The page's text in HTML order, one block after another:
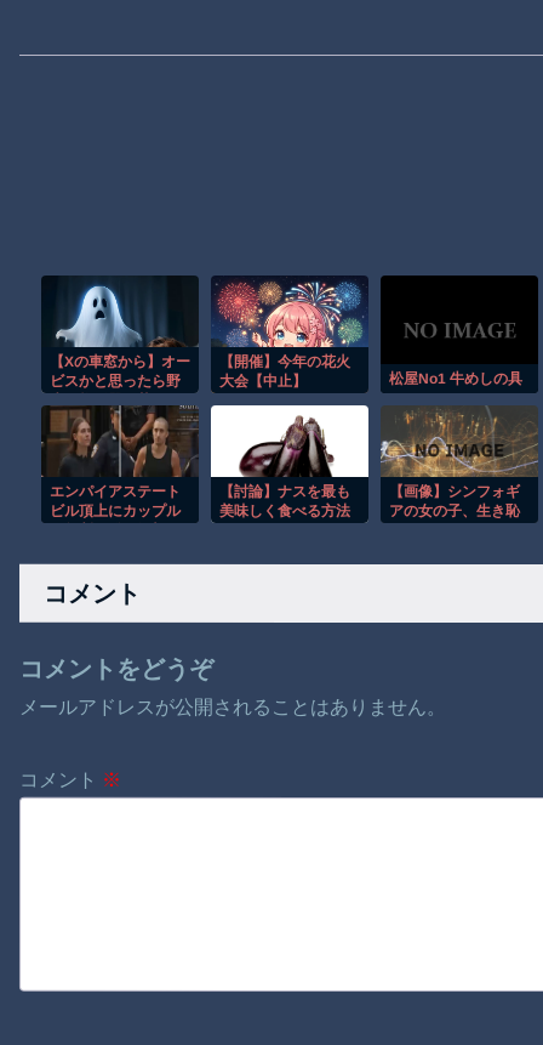
【Xの車窓から】オー
ビスかと思ったら野
【開催】今年の花火
大会【中止】 松屋No1 牛めしの具
エンパイアステート
ビル頂上にカップル
【討論】ナスを最も
美味しく食べる方法
【画像】シンフォギ
アの女の子、生き恥
wwwwwwwwww
コメント
コメントをどうぞ
メールアドレスが公開されることはありません。
コメント ※